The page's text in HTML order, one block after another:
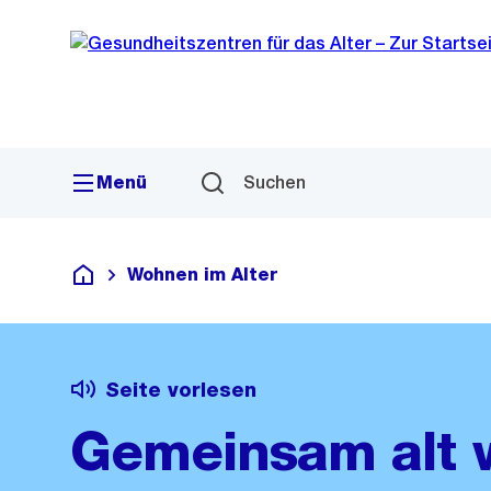
Navigation
Sprunglink
Menü Suchen
Gesundheitszentren für das Alter
Wohnen im Alter
Seite vorlesen
Gemeinsam alt